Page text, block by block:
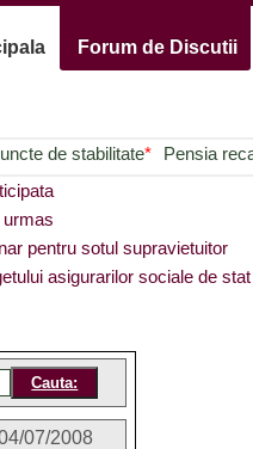
Forum de Discutii
de stabilitate* Pensia
urmas
pentru sotul supravietuitor
asigurarilor sociale de
07/2008